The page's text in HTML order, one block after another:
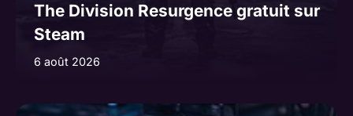
The Division Resurgence gratuit sur
Steam
6 août 2026